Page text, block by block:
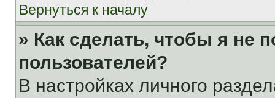
Вернуться к началу
» Как сделать, чтобы я не
пользователей?
В настройках личного